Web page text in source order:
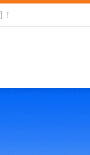
！